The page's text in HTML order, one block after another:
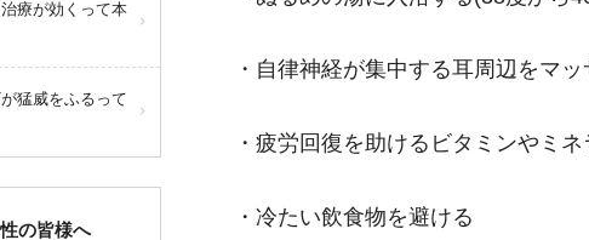
・自律神経が集中する耳周辺をマ
・疲労回復を助けるビタミンやミ
・冷たい飲食物を避ける
療が効くって本
猛威をふるって
の皆様へ